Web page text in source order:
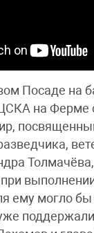
Посаде на
на Ферме
ему могло бы